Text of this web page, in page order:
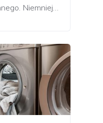
Niemniej…